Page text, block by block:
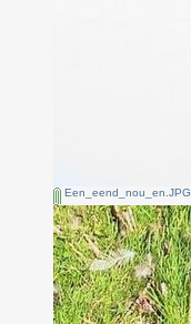
Een_eend_nou_en.JPG